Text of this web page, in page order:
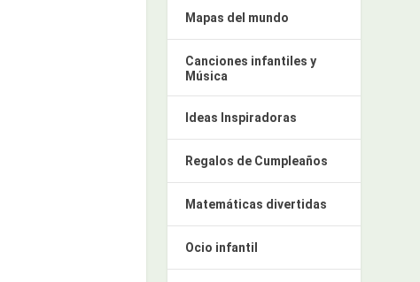
Mapas del mundo
Canciones infantiles y
Música
Ideas Inspiradoras
Regalos de Cumpleaños
Matemáticas divertidas
Ocio infantil